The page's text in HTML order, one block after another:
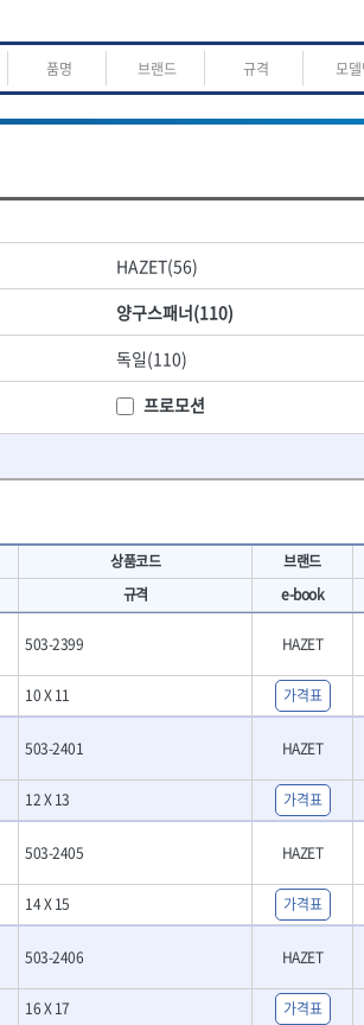
산업.안전.웰딩.계절
산업, 생활용품
- 나사고정제
- 윤활방청제
- 설치형가림막
- 전선릴
- 케이블타이
- 스피커
안전용품
- 안전안경
- 안전고글
- 방진마스크
- 보호복
- 장갑
- 낙하방지코드
전기.계절상품
- 열풍기
- 히터
- 선풍기
목공공구.목공기
조각도.끌
- 아사도
- 심환도
- 삼각도
- 곡삼각도
- 조각도세트
- D형조각도
- 카빙나이프
- 나이프
- 손도끼
- 목공용끌
- 나무상자케이스
- 버니셔
- 조각칼
- 끌세트
- 대패
- 대패날
- 미니터닝세트
- 포스너비트
R S T
ACE POWER
CROWN DEWIT
IR
KAKURI Katimax
KLEIN KNIPEX
KUKEN LENOX(사입)
LOGOSOL(AGMA) LONCIN
MCC
NICHOLSON Norton
RIDGID
SENCI SHINANO
SMOOS SOURCE
SWANSON
THETA-드라이버 THETA-랜턴
THETA-스패너 THETA-운반
THETA-측정 THETA-커
HAZET(56)
양구스패너(110)
독일(110)
프로모션
상품코드 브랜드
규격 e-book
503-2399 HAZET
10 X 11 가격표
503-2401 HAZET
12 X 13 가격표
503-2405 HAZET
14 X 15 가격표
503-2406 HAZET
16 X 17 가격표